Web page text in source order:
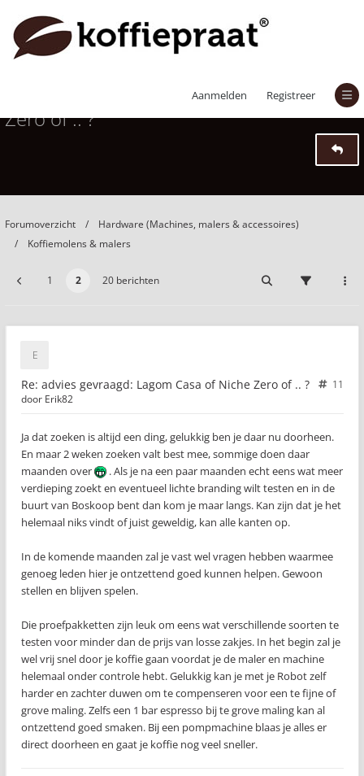
Aanmelden Registreer
advies gevraagd: Lagom Casa of Niche
Zero of .. ?
Forumoverzicht
Hardware (Machines, malers & accessoires)
Koffiemolens & malers
1 2 20 berichten
Re: advies gevraagd: Lagom Casa of Niche Zero of .. ?
11
door Erik82
Ja dat zoeken is altijd een ding, gelukkig ben je daar nu doorheen.
En maar 2 weken zoeken valt best mee, sommige doen daar
maanden over
. Als je na een paar maanden echt eens wat meer
verdieping zoekt en eventueel lichte branding wilt testen en in de
buurt van Boskoop bent dan kom je maar langs. Kan zijn dat je het
helemaal niks vindt of juist geweldig, kan alle kanten op.
In de komende maanden zal je vast wel vragen hebben waarmee
genoeg leden hier je ontzettend goed kunnen helpen. Gewoon
stellen en blijven spelen.
Die proefpakketten zijn leuk om eens wat verschillende soorten te
testen voor minder dan de prijs van losse zakjes. In het begin zal je
wel vrij snel door je koffie gaan voordat je de maler en machine
helemaal onder controle hebt. Gelukkig kan je met je Robot zelf
harder en zachter duwen om te compenseren voor een te fijne of
grove maling. Zelfs een 1 bar espresso bij te grove maling kan al
ontzettend goed smaken. Bij een pompmachine blaas je alles er
direct doorheen en gaat je koffie nog veel sneller.